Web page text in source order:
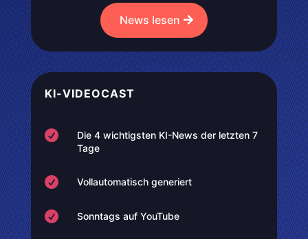
News lesen
KI-VIDEOCAST

Die 4 wichtigsten KI-News der letzten 7
Tage
 Vollautomatisch generiert
 Sonntags auf YouTube